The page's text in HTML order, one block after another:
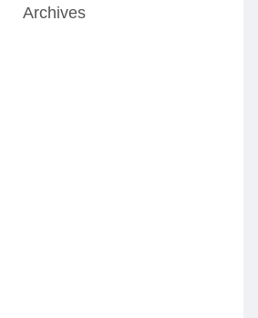
Archives